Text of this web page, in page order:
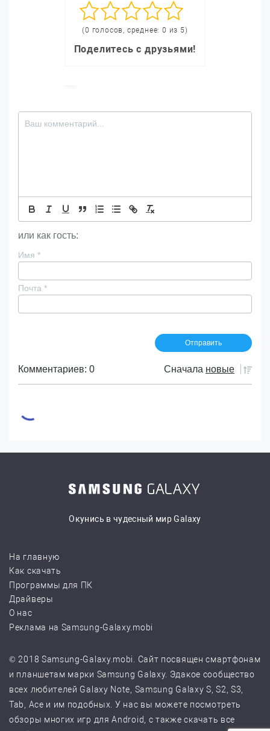
(0 голосов, среднее: 0 из 5)
Поделитесь с друзьями!
или как гость:
Имя *
Почта *
Комментариев: 0 Сначала новые
Окунись в чудесный мир Galaxy
На главную
Как скачать
Программы для ПК
Драйверы
О нас
Реклама на Samsung-Galaxy.mobi
© 2018 Samsung-Galaxy.mobi. Сайт посвящен смартфонам
и планшетам марки Samsung Galaxy. Эдакое сообщество
всех любителей Galaxy Note, Samsung Galaxy S, S2, S3,
Tab, Ace и им подобных. У нас вы можете посмотреть
обзоры многих игр для Android, с также скачать все